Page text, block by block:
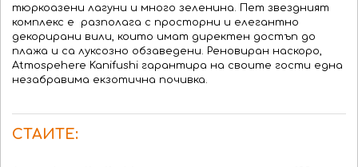
тюркоазени лагуни и много зеленина. Пет звездният
комплекс е разполага с просторни и елегантно
декорирани вили, които имат директен достъп до
плажа и са луксозно обзаведени. Реновиран наскоро,
Atmospehere Kanifushi гарантира на своите гости една
незабравима екзотична почивка.
СТАИТЕ: